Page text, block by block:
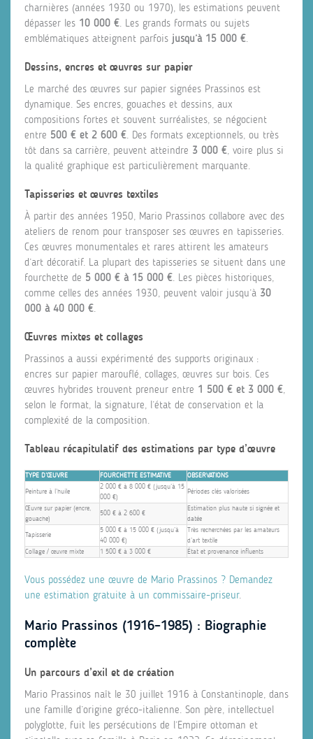
charnières (années 1930 ou 1970), les estimations peuvent
dépasser les 10 000 €. Les grands formats ou sujets
emblématiques atteignent parfois jusqu’à 15 000 €.
Dessins, encres et œuvres sur papier
Le marché des œuvres sur papier signées Prassinos est
dynamique. Ses encres, gouaches et dessins, aux
compositions fortes et souvent surréalistes, se négocient
entre 500 € et 2 600 €. Des formats exceptionnels, ou très
tôt dans sa carrière, peuvent atteindre 3 000 €, voire plus si
la qualité graphique est particulièrement marquante.
Tapisseries et œuvres textiles
À partir des années 1950, Mario Prassinos collabore avec des
ateliers de renom pour transposer ses œuvres en tapisseries.
Ces œuvres monumentales et rares attirent les amateurs
d’art décoratif. La plupart des tapisseries se situent dans une
fourchette de 5 000 € à 15 000 €. Les pièces historiques,
comme celles des années 1930, peuvent valoir jusqu’à 30
000 à 40 000 €.
Œuvres mixtes et collages
Prassinos a aussi expérimenté des supports originaux :
encres sur papier marouflé, collages, œuvres sur bois. Ces
œuvres hybrides trouvent preneur entre 1 500 € et 3 000 €,
selon le format, la signature, l’état de conservation et la
complexité de la composition.
Tableau récapitulatif des estimations par type d’œuvre
TYPE D’ŒUVRE FOURCHETTE ESTIMATIVE
OBSERVATIONS
Peinture à l’huile
2 000 € à 8 000 € (jusqu’à 15
000 €)
Périodes clés valorisées
Œuvre sur papier (encre,
gouache)
500 € à 2 600 €
Estimation plus haute si signée et
datée
Tapisserie
5 000 € à 15 000 € (jusqu’à
40 000 €)
Très recherchées par les amateurs
d’art textile
Collage / œuvre mixte
1 500 € à 3 000 € État et provenance influents
Vous possédez une œuvre de Mario Prassinos ? Demandez
une estimation gratuite à un commissaire-priseur.
Mario Prassinos (1916–1985) : Biographie
complète
Un parcours d’exil et de création
Mario Prassinos naît le 30 juillet 1916 à Constantinople, dans
une famille d’origine gréco-italienne. Son père, intellectuel
polyglotte, fuit les persécutions de l’Empire ottoman et